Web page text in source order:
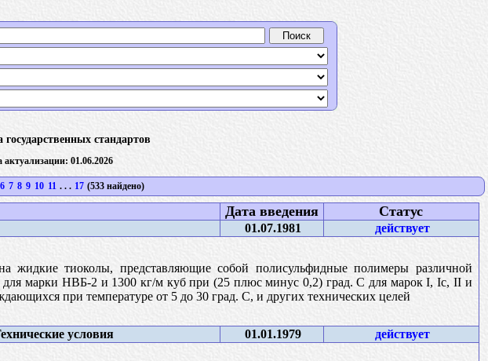
государственных стандартов
актуализации: 01.06.2026
6 7 8 9 10 11 . . . 17 (533 найдено)
Дата введения Статус
01.07.1981
действует
на жидкие тиоколы, представляющие собой полисульфидные полимеры различной
марки НВБ-2 и 1300 кг/м куб при (25 плюс минус 0,2) град. С для марок I, Iс, II и
при температуре от 5 до 30 град. С, и других технических целей
условия 01.01.1979
действует